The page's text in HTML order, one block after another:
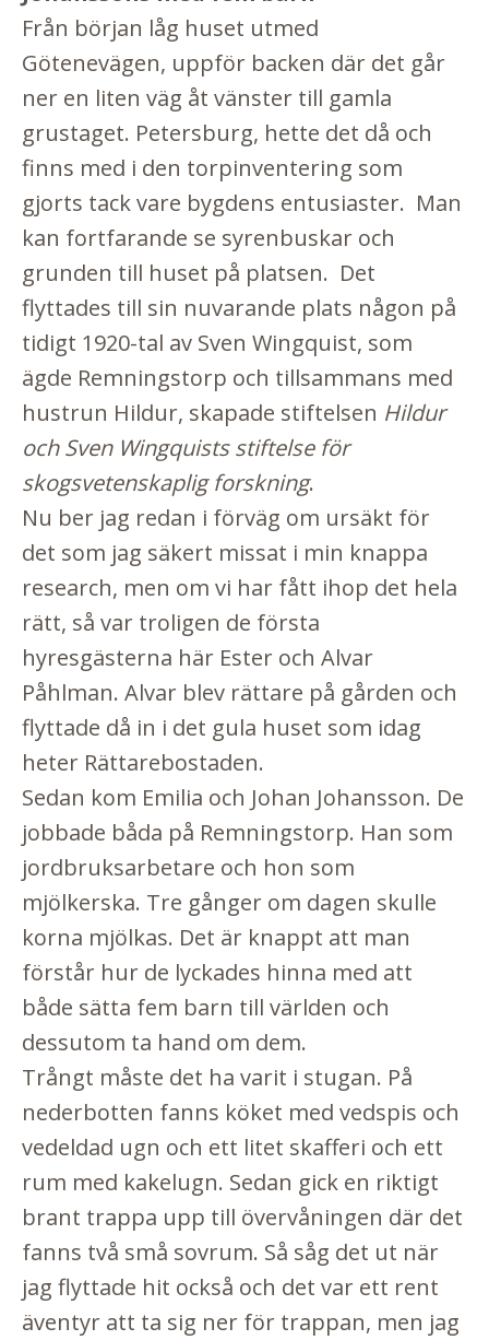
Från början låg huset utmed
Götenevägen, uppför backen där det går
ner en liten väg åt vänster till gamla
grustaget. Petersburg, hette det då och
finns med i den torpinventering som
gjorts tack vare bygdens entusiaster. Man
kan fortfarande se syrenbuskar och
grunden till huset på platsen. Det
flyttades till sin nuvarande plats någon på
tidigt 1920-tal av Sven Wingquist, som
ägde Remningstorp och tillsammans med
hustrun Hildur, skapade stiftelsen Hildur
och Sven Wingquists stiftelse för
skogsvetenskaplig forskning.
Nu ber jag redan i förväg om ursäkt för
det som jag säkert missat i min knappa
research, men om vi har fått ihop det hela
rätt, så var troligen de första
hyresgästerna här Ester och Alvar
Påhlman. Alvar blev rättare på gården och
flyttade då in i det gula huset som idag
heter Rättarebostaden.
Sedan kom Emilia och Johan Johansson. De
jobbade båda på Remningstorp. Han som
jordbruksarbetare och hon som
mjölkerska. Tre gånger om dagen skulle
korna mjölkas. Det är knappt att man
förstår hur de lyckades hinna med att
både sätta fem barn till världen och
dessutom ta hand om dem.
Trångt måste det ha varit i stugan. På
nederbotten fanns köket med vedspis och
vedeldad ugn och ett litet skafferi och ett
rum med kakelugn. Sedan gick en riktigt
brant trappa upp till övervåningen där det
fanns två små sovrum. Så såg det ut när
jag flyttade hit också och det var ett rent
äventyr att ta sig ner för trappan, men jag